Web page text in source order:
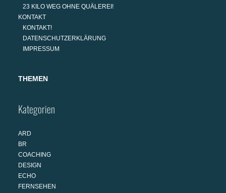
23 KILO WEG OHNE QUÄLEREI!
KONTAKT
KONTAKT!
DATENSCHUTZERKLÄRUNG
IMPRESSUM
THEMEN
Kategorien
ARD
BR
COACHING
DESIGN
ECHO
FERNSEHEN